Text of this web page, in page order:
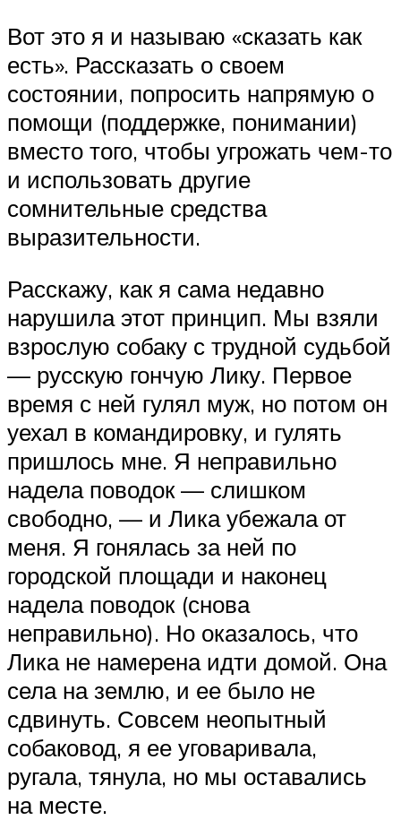
Вот это я и называю «сказать как
есть». Рассказать о своем
состоянии, попросить напрямую о
помощи (поддержке, понимании)
вместо того, чтобы угрожать чем-то
и использовать другие
сомнительные средства
выразительности.
Расскажу, как я сама недавно
нарушила этот принцип. Мы взяли
взрослую собаку с трудной судьбой
— русскую гончую Лику. Первое
время с ней гулял муж, но потом он
уехал в командировку, и гулять
пришлось мне. Я неправильно
надела поводок — слишком
свободно, — и Лика убежала от
меня. Я гонялась за ней по
городской площади и наконец
надела поводок (снова
неправильно). Но оказалось, что
Лика не намерена идти домой. Она
села на землю, и ее было не
сдвинуть. Совсем неопытный
собаковод, я ее уговаривала,
ругала, тянула, но мы оставались
на месте.